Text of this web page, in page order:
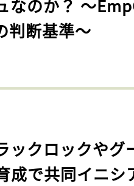
なのか？ 〜
判断基準〜
ックロックやグ
成で共同イニシ